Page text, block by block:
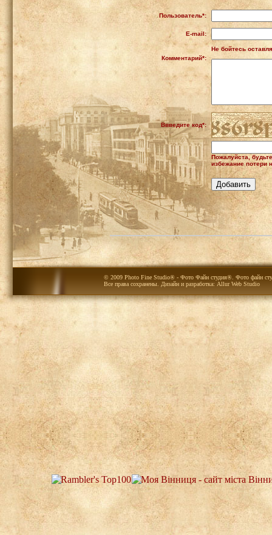
Пользователь*:
E-mail:
Не бойтесь
Комментарий*:
Ввведите код*:
Пожалуйста,
избежание потери
© 2009 Photo Fine Studio® - Фото Файн студия®. Фото файн
Все права сохранены. Дизайн и разработка: Allur Web Studio